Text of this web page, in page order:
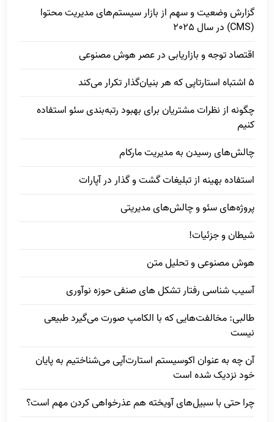
گزارش وضعیت و سهم از بازار سیستم‌های مدیریت محتوا
(CMS) در سال 2025
اقتصاد توجه و بازاریابی در عصر هوش مصنوعی
5 اشتباه استارتاپی که هر بنیان‌گذار تکرار می‌کند
چگونه از نظرات مشتریان برای بهبود رتبه‌بندی سئو استفاده
کنیم
چالش‌های رسیدن به مدیریت مارکام
استفاده بهینه از تبلیغات گشت و گذار در آپارات
پروژه‌های سئو و چالش‌های مدیریتی
شیطان و جزئیات!
هوش مصنوعی و تحلیل متن
آسیب شناسی رفتار تشکل های صنفی حوزه نوآوری
طالبی: مخالفت‌هایی که با الکامپ صورت می‌گیرد طبیعی
نیست
آن چه به عنوان اکوسیستم استارت‌آپی می‌شناختیم به پایان
خود نزدیک شده است
چرا حتی با سبیل‌های آویخته هم عذرخواهی کردن مهم است؟